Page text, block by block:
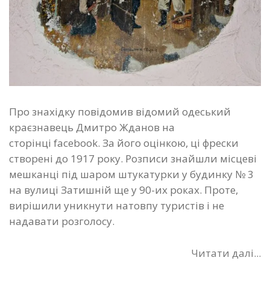
Про знахідку повідомив відомий одеський
краєзнавець Дмитро Жданов на
сторінці facebook. За його оцінкою, ці фрески
створені до 1917 року. Розписи знайшли місцеві
мешканці під шаром штукатурки у будинку № 3
на вулиці Затишній ще у 90-их роках. Проте,
вирішили уникнути натовпу туристів і не
надавати розголосу.
Читати далі...